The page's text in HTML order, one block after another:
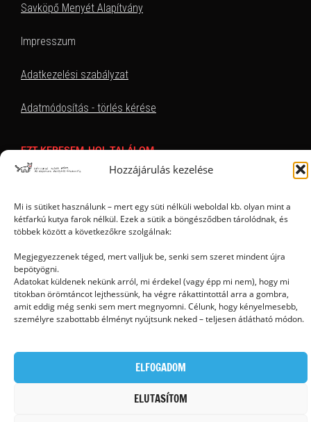
Hozzájárulás kezelése
Mi is sütiket használunk – mert egy süti nélküli weboldal kb. olyan mint a
kétfarkú kutya farok nélkül. Ezek a sütik a böngésződben tárolódnak, és
többek között a következőkre szolgálnak:
Megjegyezzenek téged, mert valljuk be, senki sem szeret mindent újra
bepötyögni.
Adatokat küldenek nekünk arról, mi érdekel (vagy épp mi nem), hogy mi
titokban örömtáncot lejthessünk, ha végre rákattintottál arra a gombra,
amit eddig még senki sem mert megnyomni. Célunk, hogy kényelmesebb,
személyre szabottabb élményt nyújtsunk neked – teljesen átlátható módon.
ELFOGADOM
ELUTASÍTOM
Savköpő Menyét Alapítvány
Impresszum
Adatkezelési szabályzat
Adatmódosítás - törlés kérése
EZT KERESEM, HOL TALÁLOM
Ⓒ 2006 - 2026 - Magyar Kétfarkú Kutya Párt - Minden jog fenntartva